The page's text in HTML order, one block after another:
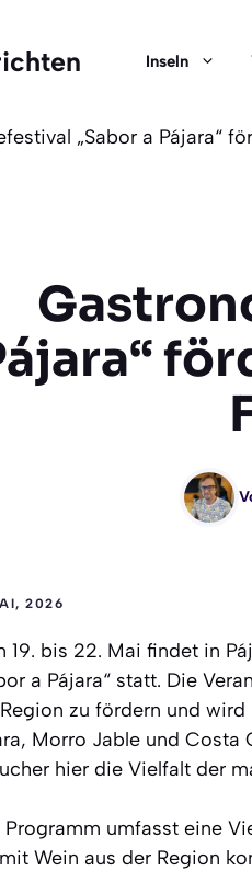
Inseln
„Sabor a Pájara“
2026
19. bis 22. Mai findet in
a Pájara“ statt. Die
zu fördern und
Morro Jable und Costa
hier die Vielfalt der
Programm umfasst eine
Wein aus der Region